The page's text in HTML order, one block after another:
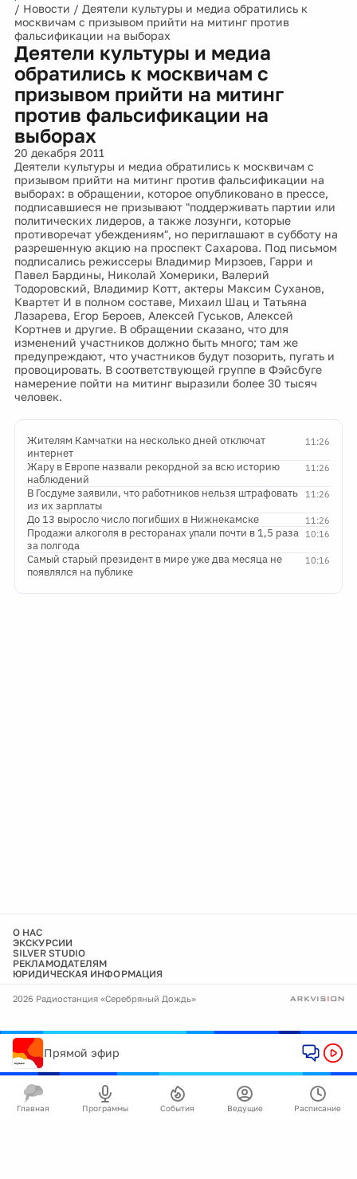
/ Новости / Деятели культуры и медиа обратились к
москвичам с призывом прийти на митинг против
фальсификации на выборах
Деятели культуры и медиа
обратились к москвичам с
призывом прийти на митинг
против фальсификации на
выборах
20 декабря 2011
Деятели культуры и медиа обратились к москвичам с
призывом прийти на митинг против фальсификации на
выборах: в обращении, которое опубликовано в прессе,
подписавшиеся не призывают "поддерживать партии или
политических лидеров, а также лозунги, которые
противоречат убеждениям", но периглашают в субботу на
разрешенную акцию на проспект Сахарова. Под письмом
подписались режиссеры Владимир Мирзоев, Гарри и
Павел Бардины, Николай Хомерики, Валерий
Тодоровский, Владимир Котт, актеры Максим Суханов,
Квартет И в полном составе, Михаил Шац и Татьяна
Лазарева, Егор Бероев, Алексей Гуськов, Алексей
Кортнев и другие. В обращении сказано, что для
изменений участников должно быть много; там же
предупреждают, что участников будут позорить, пугать и
провоцировать. В соответствующей группе в Фэйсбуге
намерение пойти на митинг выразили более 30 тысяч
человек.
11:26
Жителям Камчатки на несколько дней отключат
интернет
11:26
Жару в Европе назвали рекордной за всю историю
наблюдений
11:26
В Госдуме заявили, что работников нельзя штрафовать
из их зарплаты
11:26
До 13 выросло число погибших в Нижнекамске
10:16
Продажи алкоголя в ресторанах упали почти в 1,5 раза
за полгода
10:16
Самый старый президент в мире уже два месяца не
появлялся на публике
О НАС
ЭКСКУРСИИ
SILVER STUDIO
РЕКЛАМОДАТЕЛЯМ
ЮРИДИЧЕСКАЯ ИНФОРМАЦИЯ
2026 Радиостанция «Серебряный Дождь»
Прямой эфир
Главная Программы События Ведущие Расписание